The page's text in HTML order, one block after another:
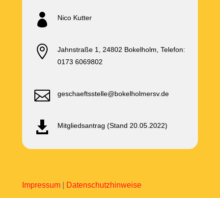
 Nico Kutter

Jahnstraße 1, 24802 Bokelholm, Telefon:
0173 6069802
 geschaeftsstelle@bokelholmersv.de
 Mitgliedsantrag (Stand 20.05.2022)
Impressum| Datenschutzhinweise